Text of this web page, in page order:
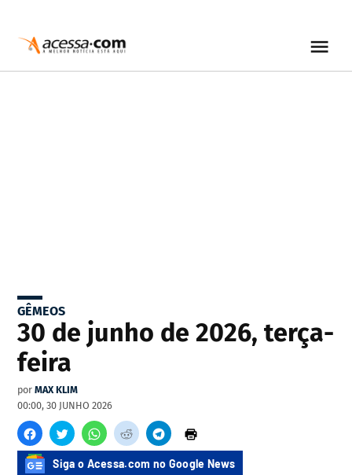
GÊMEOS
30 de junho de 2026, terça-
feira
por MAX KLIM
00:00, 30 JUNHO 2026
Siga o Acessa.com no Google News